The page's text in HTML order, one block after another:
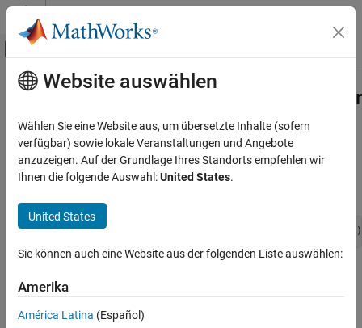
Weiter zum Inhalt
Umschaltung für Off-Canvas-
Startseite der Dokumentation
Author Block Algorithms
Author Blocks Using C/C++
Configure C/C++ S-Function Features
ssRTWGenIsModelReferenceRTWTarget
Syntax
Arguments
Hauptinhalt
Determine if the model referenceSimulinkCodertarget is
generating
boolean_T ssRTWGenIsModelReferenceRTWTarget(SimStruct *S)
SimStruct that represents an
Website auswählen
Wählen Sie eine Website aus, um übersetzte Inhalte (sofern
verfügbar) sowie lokale Veranstaltungen und Angebote
anzuzeigen. Auf der Grundlage Ihres Standorts empfehlen wir
Ihnen die folgende Auswahl:United States.
United States
Sie können auch eine Website aus der folgenden Liste auswählen:
Amerika
América Latina (Español)